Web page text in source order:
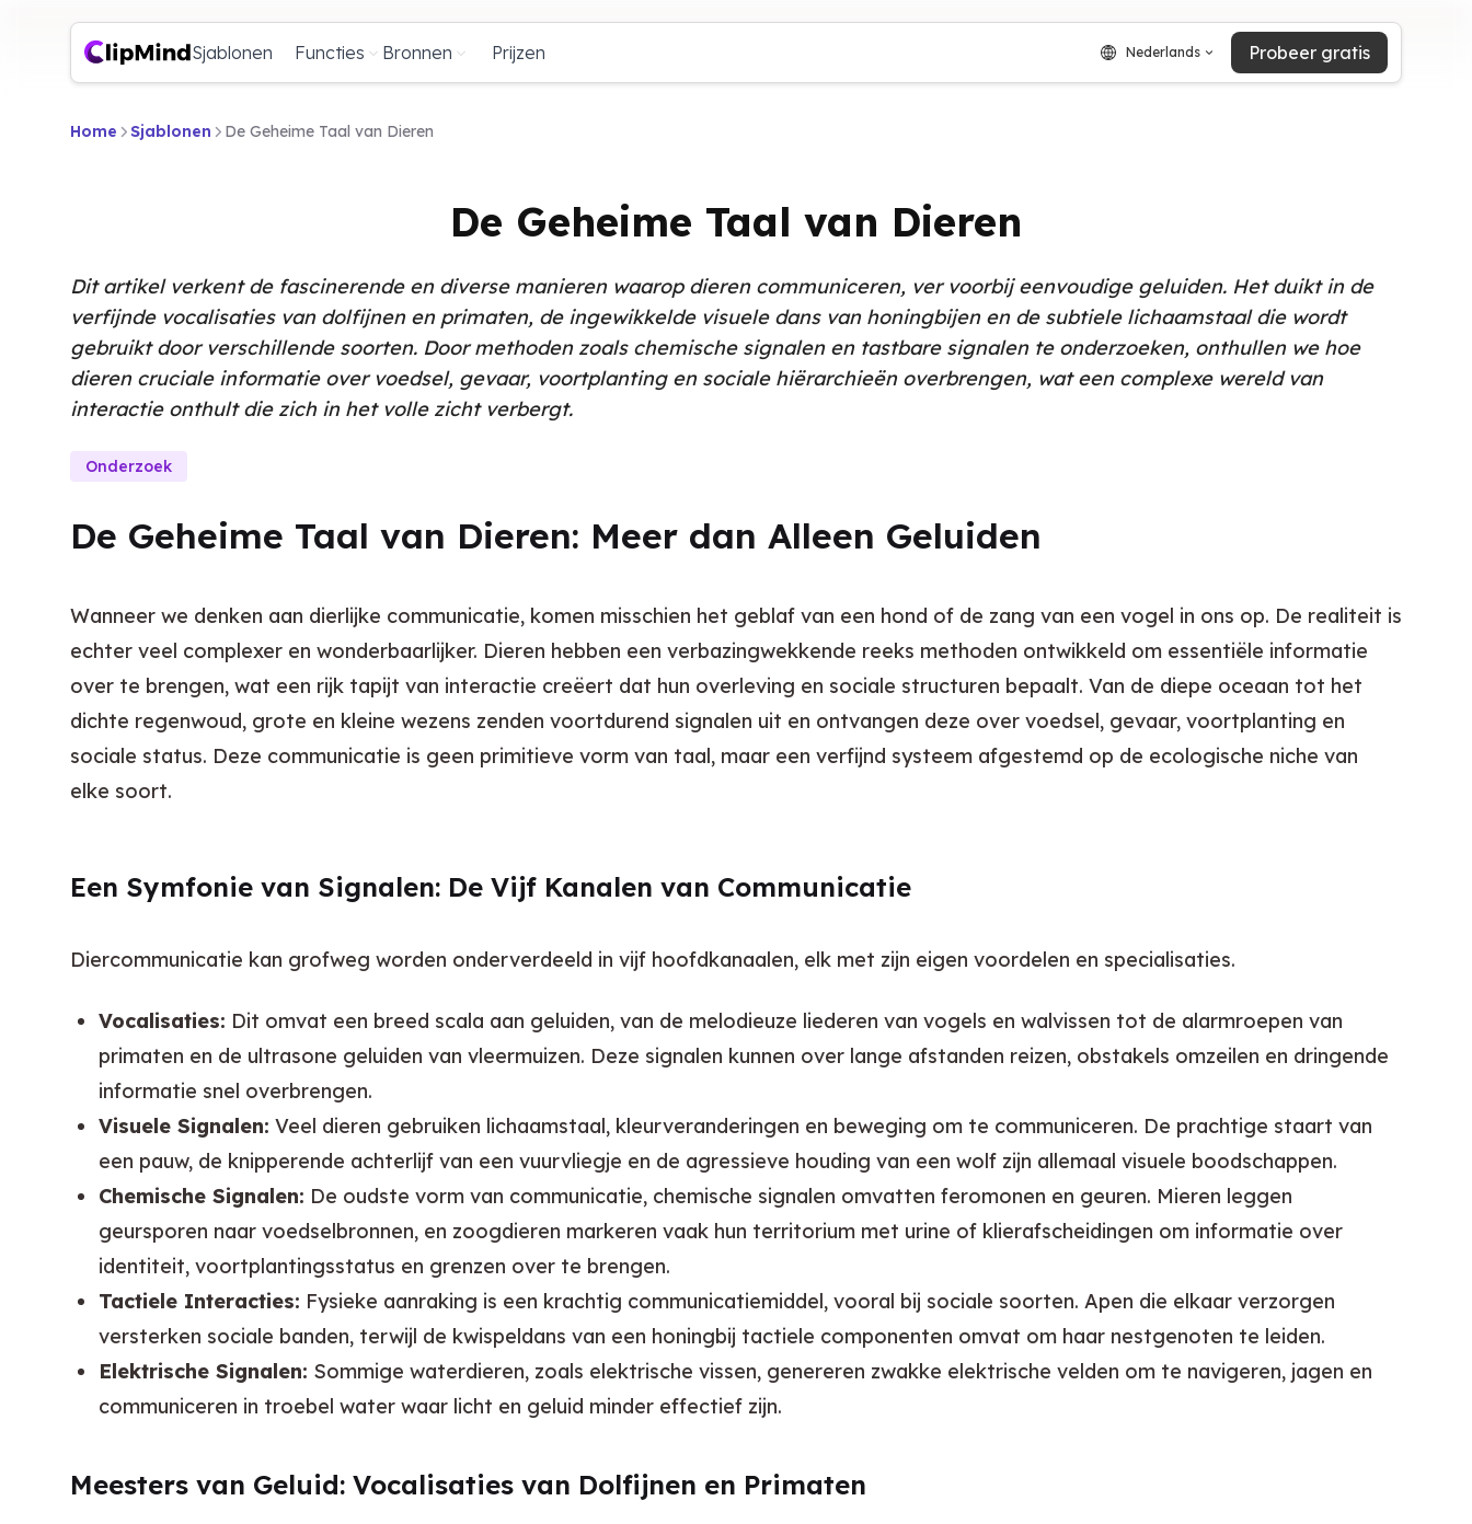
Sjablonen Functies Bronnen Prijzen Nederlands Probeer gratis
Home Sjablonen De Geheime Taal van Dieren
De Geheime Taal van Dieren
Dit artikel verkent de fascinerende en diverse manieren waarop dieren communiceren, ver voorbij eenvoudige geluiden. Het duikt in de
verfijnde vocalisaties van dolfijnen en primaten, de ingewikkelde visuele dans van honingbijen en de subtiele lichaamstaal die wordt
gebruikt door verschillende soorten. Door methoden zoals chemische signalen en tastbare signalen te onderzoeken, onthullen we hoe
dieren cruciale informatie over voedsel, gevaar, voortplanting en sociale hiërarchieën overbrengen, wat een complexe wereld van
interactie onthult die zich in het volle zicht verbergt.
Onderzoek
De Geheime Taal van Dieren: Meer dan Alleen Geluiden
Wanneer we denken aan dierlijke communicatie, komen misschien het geblaf van een hond of de zang van een vogel in ons op. De realiteit is
echter veel complexer en wonderbaarlijker. Dieren hebben een verbazingwekkende reeks methoden ontwikkeld om essentiële informatie
over te brengen, wat een rijk tapijt van interactie creëert dat hun overleving en sociale structuren bepaalt. Van de diepe oceaan tot het
dichte regenwoud, grote en kleine wezens zenden voortdurend signalen uit en ontvangen deze over voedsel, gevaar, voortplanting en
sociale status. Deze communicatie is geen primitieve vorm van taal, maar een verfijnd systeem afgestemd op de ecologische niche van
elke soort.
Een Symfonie van Signalen: De Vijf Kanalen van Communicatie
Diercommunicatie kan grofweg worden onderverdeeld in vijf hoofdkanaalen, elk met zijn eigen voordelen en specialisaties.
Vocalisaties: Dit omvat een breed scala aan geluiden, van de melodieuze liederen van vogels en walvissen tot de alarmroepen van
primaten en de ultrasone geluiden van vleermuizen. Deze signalen kunnen over lange afstanden reizen, obstakels omzeilen en dringende
informatie snel overbrengen.
Visuele Signalen: Veel dieren gebruiken lichaamstaal, kleurveranderingen en beweging om te communiceren. De prachtige staart van
een pauw, de knipperende achterlijf van een vuurvliegje en de agressieve houding van een wolf zijn allemaal visuele boodschappen.
Chemische Signalen: De oudste vorm van communicatie, chemische signalen omvatten feromonen en geuren. Mieren leggen
geursporen naar voedselbronnen, en zoogdieren markeren vaak hun territorium met urine of klierafscheidingen om informatie over
identiteit, voortplantingsstatus en grenzen over te brengen.
Tactiele Interacties: Fysieke aanraking is een krachtig communicatiemiddel, vooral bij sociale soorten. Apen die elkaar verzorgen
versterken sociale banden, terwijl de kwispeldans van een honingbij tactiele componenten omvat om haar nestgenoten te leiden.
Elektrische Signalen: Sommige waterdieren, zoals elektrische vissen, genereren zwakke elektrische velden om te navigeren, jagen en
communiceren in troebel water waar licht en geluid minder effectief zijn.
Meesters van Geluid: Vocalisaties van Dolfijnen en Primaten